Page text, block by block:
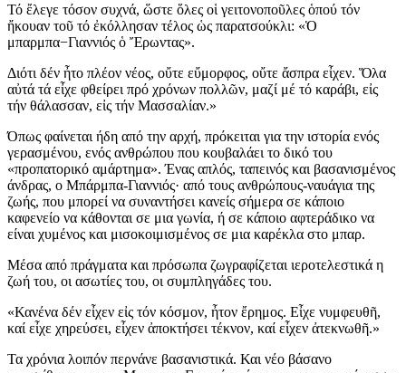
Τό ἔλεγε τόσον συχνά, ὥστε ὅλες οἱ γειτονοποῦλες ὁπού τόν
ἤκουαν τοῦ τό ἐκόλλησαν τέλος ὡς παρατσούκλι: «Ὁ
μπαρμπα−Γιαννιός ὁ Ἔρωντας».
Διότι δέν ἦτο πλέον νέος, οὔτε εὔμορφος, οὔτε ἄσπρα εἶχεν. Ὅλα
αὐτά τά εἶχε φθείρει πρό χρόνων πολλῶν, μαζί μέ τό καράβι, εἰς
τήν θάλασσαν, εἰς τήν Μασσαλίαν.»
Όπως φαίνεται ήδη από την αρχή, πρόκειται για την ιστορία ενός
γερασμένου, ενός ανθρώπου που κουβαλάει το δικό του
«προπατορικό αμάρτημα». Ένας απλός, ταπεινός και βασανισμένος
άνδρας, ο Μπάρμπα-Γιαννιός· από τους ανθρώπους-ναυάγια της
ζωής, που μπορεί να συναντήσει κανείς σήμερα σε κάποιο
καφενείο να κάθονται σε μια γωνία, ή σε κάποιο αφτεράδικο να
είναι χυμένος και μισοκοιμισμένος σε μια καρέκλα στο μπαρ.
Μέσα από πράγματα και πρόσωπα ζωγραφίζεται ιεροτελεστικά η
ζωή του, οι ασωτίες του, οι συμπληγάδες του.
«Κανένα δέν εἶχεν εἰς τόν κόσμον, ἦτον ἔρημος. Εἶχε νυμφευθῆ,
καί εἶχε χηρεύσει, εἶχεν ἀποκτήσει τέκνον, καί εἶχεν ἀτεκνωθῆ.»
Τα χρόνια λοιπόν περνάνε βασανιστικά. Και νέο βάσανο